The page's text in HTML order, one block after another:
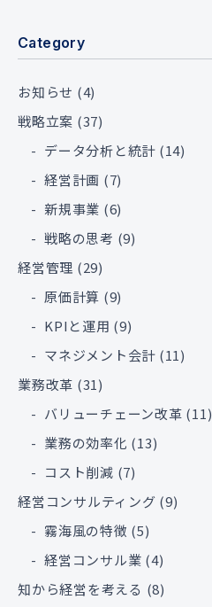
Category
お知らせ (4)
戦略立案 (37)
データ分析と統計 (14)
経営計画 (7)
新規事業 (6)
戦略の思考 (9)
経営管理 (29)
原価計算 (9)
KPIと運用 (9)
マネジメント会計 (11)
業務改革 (31)
バリューチェーン改革 (11)
業務の効率化 (13)
コスト削減 (7)
経営コンサルティング (9)
霧海風の特徴 (5)
経営コンサル業 (4)
知から経営を考える (8)